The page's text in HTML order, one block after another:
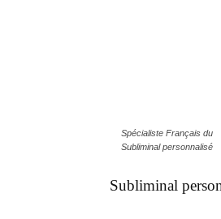
Spécialiste Français du
Subliminal personnalisé
Subliminal